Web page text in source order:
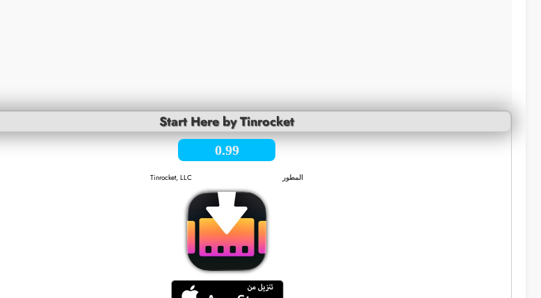
Start Here by Tinrocket
0.99
المطور Tinrocket, LLC